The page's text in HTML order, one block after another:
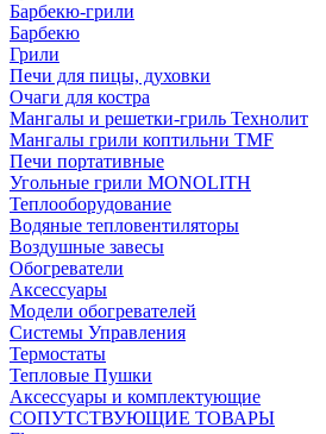
Барбекю-грили
Барбекю
Грили
Печи для пицы, духовки
Очаги для костра
Мангалы и решетки-гриль Технолит
Мангалы грили коптильни TMF
Печи портативные
Угольные грили MONOLITH
Теплооборудование
Водяные тепловентиляторы
Воздушные завесы
Обогреватели
Аксессуары
Модели обогревателей
Системы Управления
Термостаты
Тепловые Пушки
Аксессуары и комплектующие
СОПУТСТВУЮЩИЕ ТОВАРЫ